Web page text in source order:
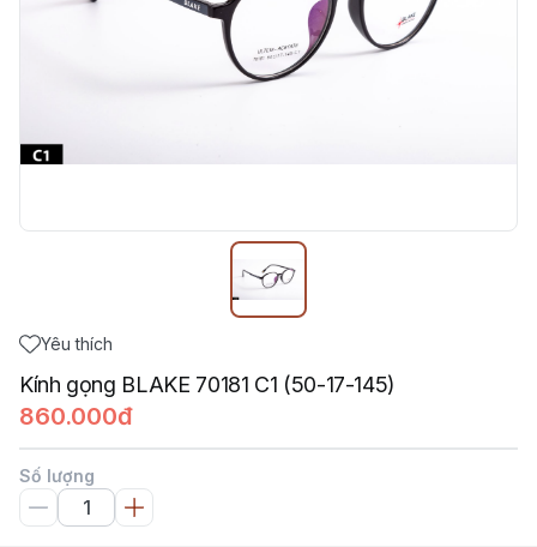
Yêu thích
Kính gọng BLAKE 70181 C1 (50-17-145)
860.000đ
Số lượng